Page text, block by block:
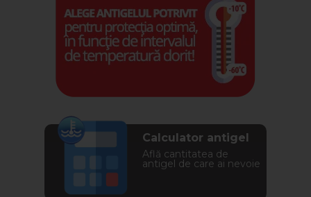
Calculator antigel
Află cantitatea de
antigel de care ai nevoie